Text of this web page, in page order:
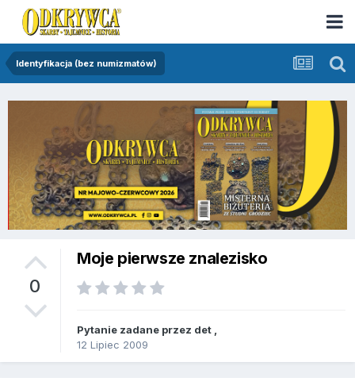
Identyfikacja (bez numizmatów)
0
Moje pierwsze znalezisko
Pytanie zadane przez det
12 Lipiec 2009